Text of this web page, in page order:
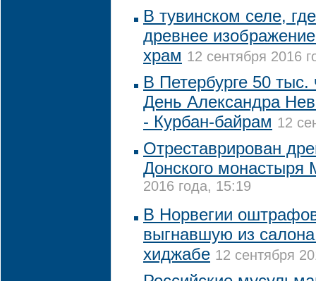
В тувинском селе,
древнее
храм 12 сентября 2016
В Петербурге 50 тыс.
День Александра
- Курбан-байрам 12
Отреставрирован
Донского
2016 года, 15:19
В Норвегии
выгнавшую из
хиджабе 12 сентября